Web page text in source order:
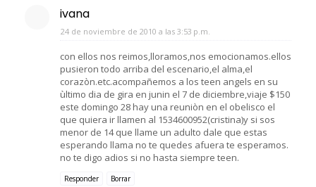
ivana
24 de noviembre de 2010 a las 3:53 p.m.
con ellos nos reimos,lloramos,nos emocionamos.ellos
pusieron todo arriba del escenario,el alma,el
corazòn.etc.acompañemos a los teen angels en su
ùltimo dia de gira en junin el 7 de diciembre,viaje $150
este domingo 28 hay una reuniòn en el obelisco el
que quiera ir llamen al 1534600952(cristina)y si sos
menor de 14 que llame un adulto dale que estas
esperando llama no te quedes afuera te esperamos.
no te digo adios si no hasta siempre teen.
Responder Borrar